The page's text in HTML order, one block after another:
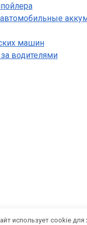
машин
водителями
использует cookie